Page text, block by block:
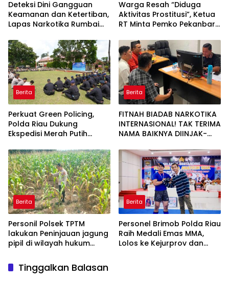
Deteksi Dini Gangguan
Keamanan dan Ketertiban,
Lapas Narkotika Rumbai
Hunian
Warga Resah “Diduga
Aktivitas Prostitusi”, Ketua
RT Minta Pemko Pekanbaru
Aktivitas Z Homestay di
Jalan Tanjung Datuk
Berita
Perkuat Green Policing,
Polda Riau Dukung
Ekspedisi Merah Putih
Penanaman Mangrove
Berita
FITNAH BIADAB NARKOTIKA
INTERNASIONAL! TAK TERIMA
NAMA BAIKNYA DIINJAK-
DECLARE WAR: SIAP Bantai
DAN SERET AKUN PEMBUNUH
KARAKTER KE PENJARA
POLDA KEPRI!
Berita
Personil Polsek TPTM
lakukan Peninjauan jagung
pipil di wilayah hukum
Berita
Personel Brimob Polda Riau
Raih Medali Emas MMA,
Lolos ke Kejurprov dan
Tinggalkan Balasan